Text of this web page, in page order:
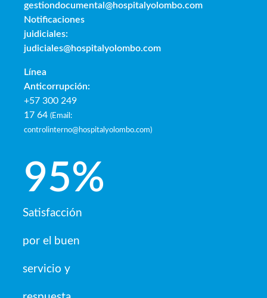
gestiondocumental@hospitalyolombo.com
Notificaciones
juidiciales:
judiciales@hospitalyolombo.com
Línea
Anticorrupción:
+57 300 249
17 64 (Email:
controlinterno@hospitalyolombo.com)
Satisfacción
por el buen
servicio y
95%